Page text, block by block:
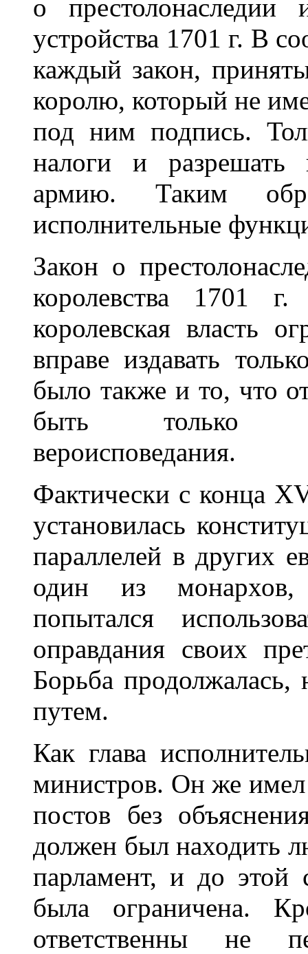
о престолонаследии
устройства 1701 г. В
каждый закон,
королю, который не
под ним подпись.
налоги и разрешать
армию. Таким
исполнительные
Закон о
королевства 1701 г.
королевская власть
вправе издавать
было также и то, что
быть только
вероисповедания.
Фактически с конца
установилась
параллелей в других
один из
попытался
оправдания своих
Борьба
путем.
Как глава
министров. Он же
постов без
должен был находить
парламент, и до этой
была ограничена.
ответственны не